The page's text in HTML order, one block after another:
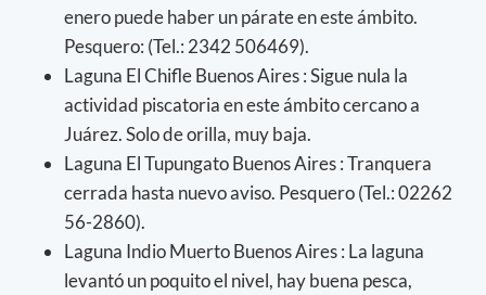
enero puede haber un párate en este ámbito.
Pesquero: (Tel.: 2342 506469).
Laguna El Chifle Buenos Aires : Sigue nula la
actividad piscatoria en este ámbito cercano a
Juárez. Solo de orilla, muy baja.
Laguna El Tupungato Buenos Aires : Tranquera
cerrada hasta nuevo aviso. Pesquero (Tel.: 02262
56-2860).
Laguna Indio Muerto Buenos Aires : La laguna
levantó un poquito el nivel, hay buena pesca,